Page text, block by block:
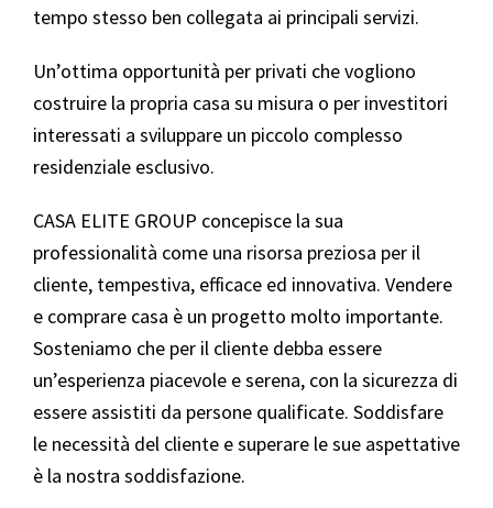
tempo stesso ben collegata ai principali servizi.
Un’ottima opportunità per privati che vogliono
costruire la propria casa su misura o per investitori
interessati a sviluppare un piccolo complesso
residenziale esclusivo.
CASA ELITE GROUP concepisce la sua
professionalità come una risorsa preziosa per il
cliente, tempestiva, efficace ed innovativa. Vendere
e comprare casa è un progetto molto importante.
Sosteniamo che per il cliente debba essere
un’esperienza piacevole e serena, con la sicurezza di
essere assistiti da persone qualificate. Soddisfare
le necessità del cliente e superare le sue aspettative
è la nostra soddisfazione.